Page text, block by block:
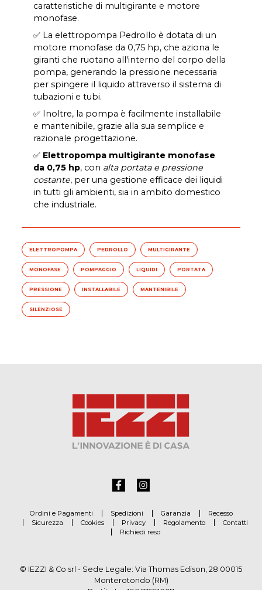
caratteristiche di multigirante e motore
monofase.
✅ La elettropompa Pedrollo è dotata di un
motore monofase da 0,75 hp, che aziona le
giranti che ruotano all'interno del corpo della
pompa, generando la pressione necessaria
per spingere il liquido attraverso il sistema di
tubazioni e tubi.
✅ Inoltre, la pompa è facilmente installabile
e mantenibile, grazie alla sua semplice e
razionale progettazione.
✅ Elettropompa multigirante monofase
da 0,75 hp, con alta portata e pressione
costante, per una gestione efficace dei liquidi
in tutti gli ambienti, sia in ambito domestico
che industriale.
ELETTROPOMPA PEDROLLO MULTIGIRANTE
MONOFASE POMPAGGIO LIQUIDI PORTATA
PRESSIONE INSTALLABILE MANTENIBILE
SILENZIOSE
Ordini e Pagamenti Spedizioni Garanzia
Recesso
Sicurezza
Cookies Privacy Regolamento
Contatti
Richiedi reso
© IEZZI & Co srl - Sede Legale: Via Thomas Edison, 28 00015
Monterotondo (RM)